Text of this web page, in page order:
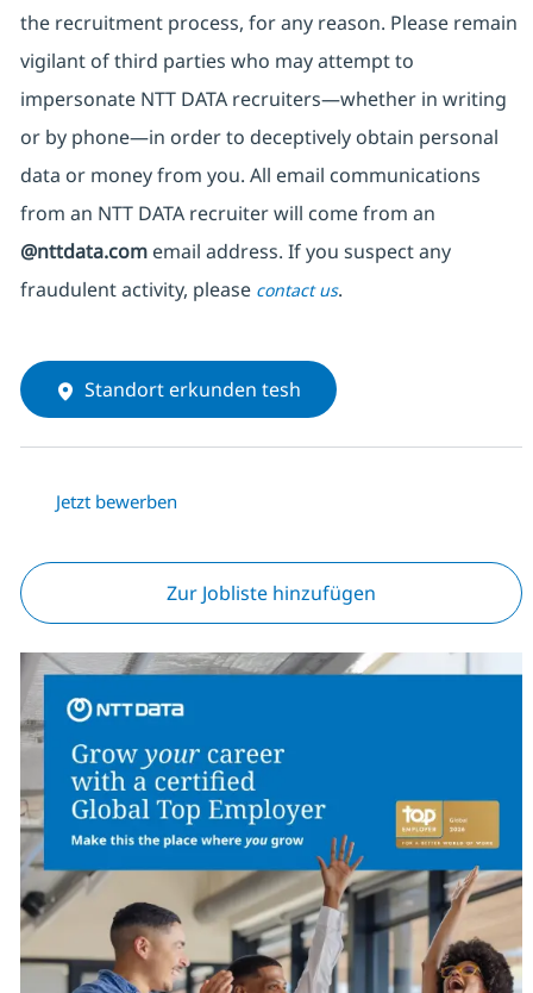
the recruitment process, for any reason. Please remain
vigilant of third parties who may attempt to
impersonate NTT DATA recruiters—whether in writing
or by phone—in order to deceptively obtain personal
data or money from you. All email communications
from an NTT DATA recruiterwill come from an
@nttdata.comemail address. If you suspect any
fraudulent activity, please contact us.
Standort erkunden tesh
Jetzt bewerben
Zur Jobliste hinzufügen